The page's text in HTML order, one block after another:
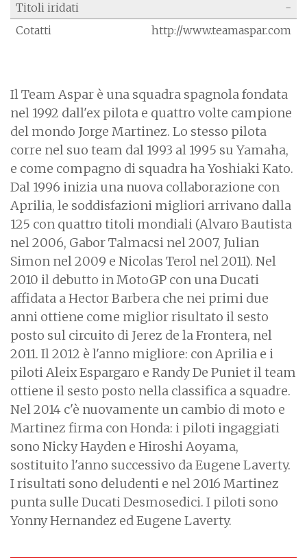
Titoli iridati
-
Cotatti
http://www.teamaspar.com
Il Team Aspar è una squadra spagnola fondata
nel 1992 dall'ex pilota e quattro volte campione
del mondo Jorge Martinez. Lo stesso pilota
corre nel suo team dal 1993 al 1995 su Yamaha,
e come compagno di squadra ha Yoshiaki Kato.
Dal 1996 inizia una nuova collaborazione con
Aprilia, le soddisfazioni migliori arrivano dalla
125 con quattro titoli mondiali (Alvaro Bautista
nel 2006, Gabor Talmacsi nel 2007, Julian
Simon nel 2009 e Nicolas Terol nel 2011). Nel
2010 il debutto in MotoGP con una Ducati
affidata a Hector Barbera che nei primi due
anni ottiene come miglior risultato il sesto
posto sul circuito di Jerez de la Frontera, nel
2011. Il 2012 è l'anno migliore: con Aprilia e i
piloti Aleix Espargaro e Randy De Puniet il team
ottiene il sesto posto nella classifica a squadre.
Nel 2014 c'è nuovamente un cambio di moto e
Martinez firma con Honda: i piloti ingaggiati
sono Nicky Hayden e Hiroshi Aoyama,
sostituito l'anno successivo da Eugene Laverty.
I risultati sono deludenti e nel 2016 Martinez
punta sulle Ducati Desmosedici. I piloti sono
Yonny Hernandez ed Eugene Laverty.